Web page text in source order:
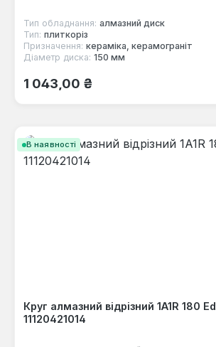
Тип обладнання: алмазний диск
Тип: плиткоріз
Призначення: кераміка, керамограніт
Діаметр диска: 150 мм
Звичайна ціна:
1 043,00 ₴
В наявності
Круг алмазний відрізний 1A1R 180
11120421014